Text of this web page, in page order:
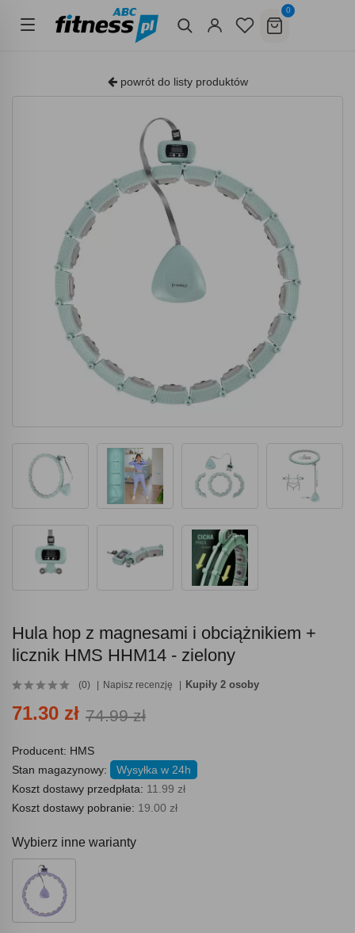
0
powrót do listy produktów
Hula hop z magnesami i obciążnikiem +
licznik HMS HHM14 - zielony
(0) Napisz recenzję Kupiły 2 osoby
71.30 zł 74.99 zł
Producent: HMS
Stan magazynowy:
Wysyłka w 24h
Koszt dostawy przedpłata: 11.99 zł
Koszt dostawy pobranie: 19.00 zł
Wybierz inne warianty